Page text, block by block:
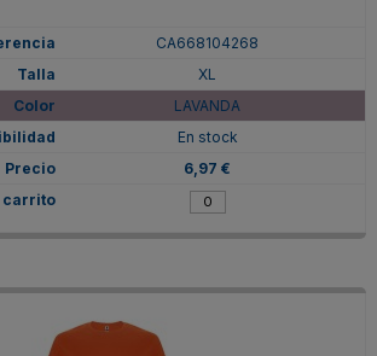
CA668104268
XL
LAVANDA
En stock
6,97 €